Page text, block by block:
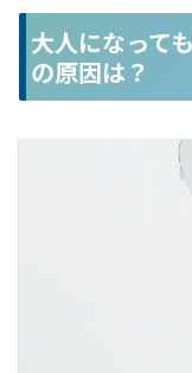
大人になって
の原因は？